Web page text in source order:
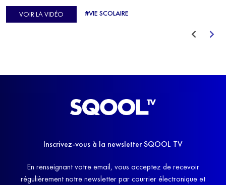
d'Europe de Horse-ball, qui a failli abandonner ses études
avant de trouver un nouvel équilibre.
VOIR LA VIDÉO #VIE SCOLAIRE
Inscrivez-vous à la newsletter SQOOL TV
En renseignant votre email, vous acceptez de recevoir
régulièrement notre newsletter par courrier électronique et